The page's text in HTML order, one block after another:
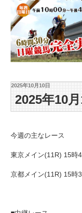
2025年10月10日
2025年10
今週の主なレース
東京メイン(11R) 15時
京都メイン(11R) 15時